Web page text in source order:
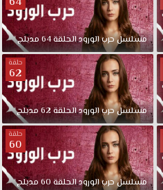
مسلسلحربالورودالحلقة64مدبلج
حلقة
62
مسلسلحربالورودالحلقة62مدبلج
حلقة
60
مسلسلحربالورودالحلقة60مدبلج